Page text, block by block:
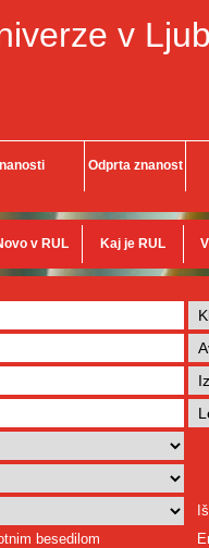
v
Odprta znanost
v RUL Kaj je RUL
besedilom